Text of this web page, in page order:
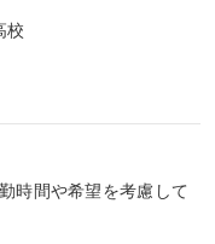
校
時間や希望を考慮して